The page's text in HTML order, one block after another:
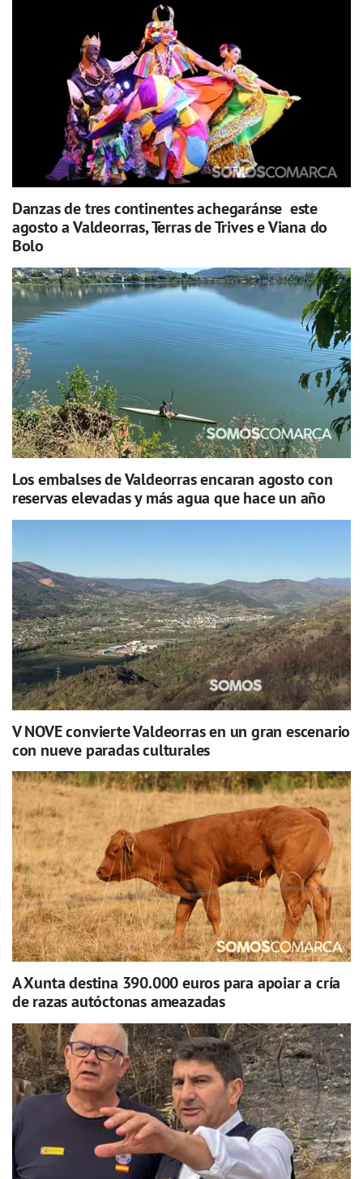
Danzas de tres continentes achegaránse este
agosto a Valdeorras, Terras de Trives e Viana do
Bolo
Los embalses de Valdeorras encaran agosto con
reservas elevadas y más agua que hace un año
V NOVE convierte Valdeorras en un gran escenario
con nueve paradas culturales
A Xunta destina 390.000 euros para apoiar a cría
de razas autóctonas ameazadas